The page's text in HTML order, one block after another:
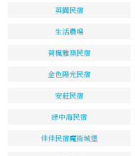
英園民宿
生活農場
荷楓雅築民宿
金色陽光民宿
安莊民宿
綠中海民宿
佳佳民宿魔術城堡